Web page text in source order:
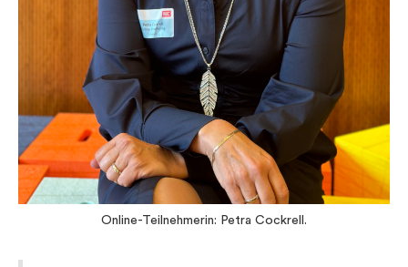
Online-Teilnehmerin: Petra Cockrell.